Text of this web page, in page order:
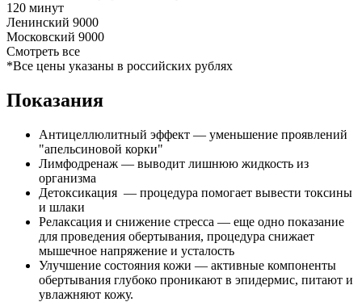
120 минут
Ленинский 9000
Московский 9000
Смотреть все
*Все цены указаны в российских рублях
Показания
Антицеллюлитный эффект — уменьшение проявлений
"апельсиновой корки"
Лимфодренаж — выводит лишнюю жидкость из
организма
Детоксикация — процедура помогает вывести токсины
и шлаки
Релаксация и снижение стресса — еще одно показание
для проведения обертывания, процедура снижает
мышечное напряжение и усталость
Улучшение состояния кожи — активные компоненты
обертывания глубоко проникают в эпидермис, питают и
увлажняют кожу.